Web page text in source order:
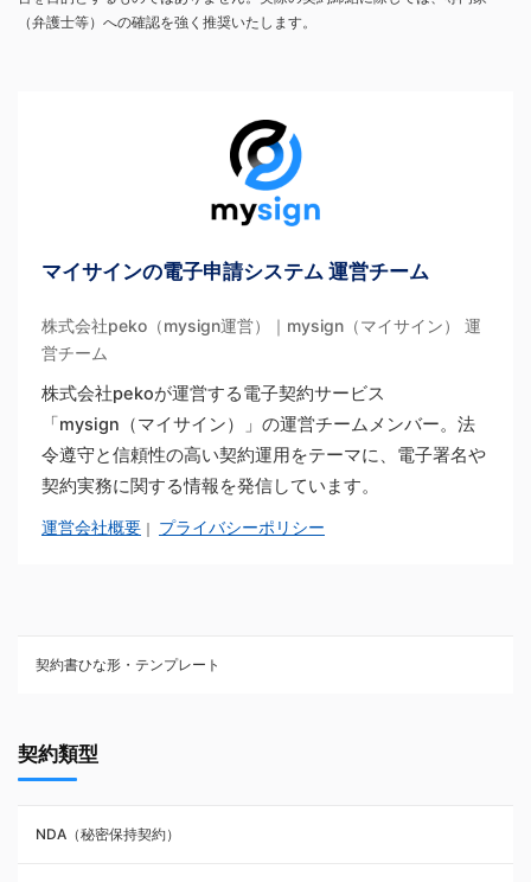
（弁護士等）への確認を強く推奨いたします。
マイサインの電子申請システム 運営チーム
株式会社peko（mysign運営）｜mysign（マイサイン） 運
営チーム
株式会社pekoが運営する電子契約サービス
「mysign（マイサイン）」の運営チームメンバー。法
令遵守と信頼性の高い契約運用をテーマに、電子署名や
契約実務に関する情報を発信しています。
運営会社概要 ｜ プライバシーポリシー
契約書ひな形・テンプレート
NDA（秘密保持契約）
業務委託契約
契約類型
NDA（秘密保持契約）